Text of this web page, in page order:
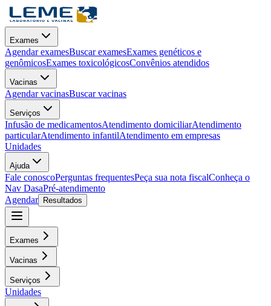
Exames
Agendar examesBuscar examesExames genéticos e
genômicosExames toxicológicosConvênios atendidos
Vacinas
Agendar vacinasBuscar vacinas
Serviços
Infusão de medicamentosAtendimento domiciliarAtendimento
particularAtendimento infantilAtendimento em empresas
Unidades
Ajuda
Fale conoscoPerguntas frequentesPeça sua nota fiscalConheça o
Nav DasaPré-atendimento
Agendar
Resultados
Exames
Vacinas
Serviços
Unidades